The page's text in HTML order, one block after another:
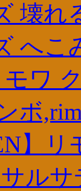
壊れ
へこ
モワ
ボ
】
ル